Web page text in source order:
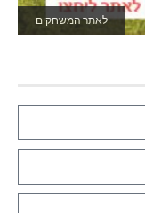
לאתר המשחקים